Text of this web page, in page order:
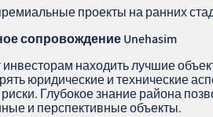
проекты на ранних
сопровождениеUnehasim
инвесторам находить лучшие
юридические и технические
Глубокое знание района
и перспективные объекты.